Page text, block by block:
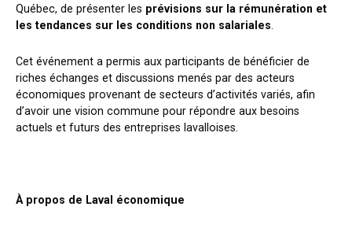
Québec, de présenter les prévisions sur la rémunération et
les tendances sur les conditions non salariales
Cet événement a permis aux participants de bénéficier de
riches échanges et discussions menés par des acteurs
économiques provenant de secteurs d’activités variés, afin
d’avoir une vision commune pour répondre aux besoins
actuels et futurs des entreprises lavalloises.
À propos de Laval économique